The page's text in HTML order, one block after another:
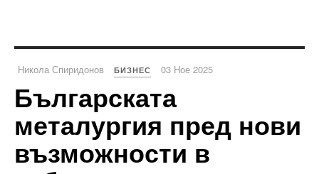
Никола Спиридонов БИЗНЕС 03 Ное 2025
Българската
металургия пред нови
възможности в